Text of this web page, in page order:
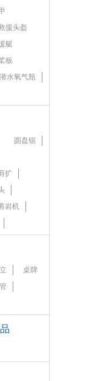
援头盔
艇
板
潜水氧气瓶
圆盘锯
扩
岩机
桌牌